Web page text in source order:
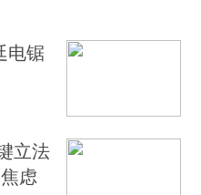
电锯
立法
虑